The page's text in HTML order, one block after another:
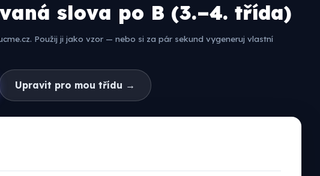
slova po B (3.–4. třída)
Použij ji jako vzor — nebo si za pár sekund vygeneruj vlastní
Upravit pro mou třídu →